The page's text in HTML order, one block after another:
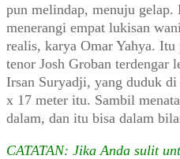
pun melindap, menuju gelap.
menerangi empat lukisan
realis, karya Omar Yahya. Itu
tenor Josh Groban terdengar
Irsan Suryadji, yang duduk di
x 17 meter itu. Sambil
dalam, dan itu bisa dalam
CATATAN: Jika Anda sulit